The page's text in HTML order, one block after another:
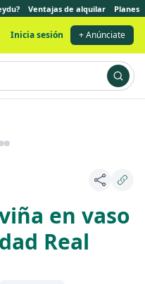
Ventajas de alquilar Planes
Inicia sesión + Anúnciate
en vaso
Real